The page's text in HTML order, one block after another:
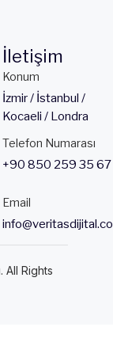
Konum
İzmir / İstanbul /
Kocaeli / Londra
Telefon Numarası
+90 850 259 35 67
Email
İletişim
All Rights